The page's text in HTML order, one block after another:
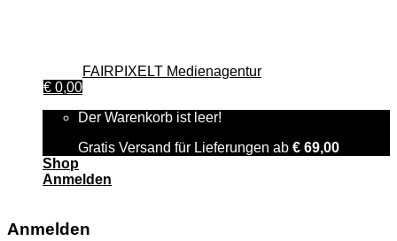
FAIRPIXELT Medienagentur
€ 0,00
Der Warenkorb ist leer!
Gratis Versand für Lieferungen ab € 69,00
Shop
Anmelden
Anmelden